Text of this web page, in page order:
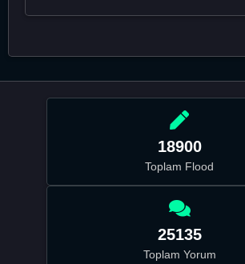
18900
Toplam Flood
25135
Toplam Yorum